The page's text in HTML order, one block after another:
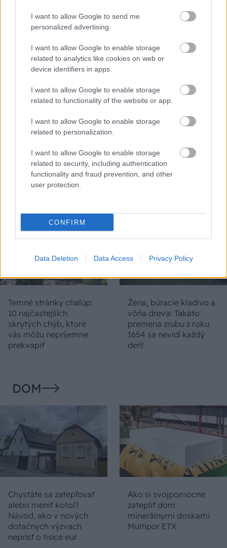
I want to allow Google to send me
personalized advertising.
I want to allow Google to enable storage
related to analytics like cookies on web or
device identifiers in apps.
I want to allow Google to enable storage
related to functionality of the website or app.
I want to allow Google to enable storage
related to personalization.
I want to allow Google to enable storage
related to security, including authentication
functionality and fraud prevention, and other
user protection.
CONFIRM
Data Deletion Data Access Privacy Policy
CHALUPA
Na Morave prerobila
starú chalupu na
nepoznanie: Keď
vojdete dnu, zabudnete,
že nie ste v Toskánsku
dokáže aj podpísať.
Slovák sa nebál a v
Čičmanoch si postavil
montovaný domček v
Temné stránky chalúp:
10 najčastejších
skrytých chýb, ktoré
vás môžu nepríjemne
prekvapiť
Žena, búracie kladivo a
vôňa dreva: Takáto
premena zrubu z roku
1654 sa nevidí každý
deň!
DOM
Chystáte sa zatepľovať
alebo meniť kotol?
Návod, ako v nových
dotačných výzvach
neprísť o tisíce eur
Ako si svojpomocne
zatepliť dom
minerálnymi doskami
Multipor ETX